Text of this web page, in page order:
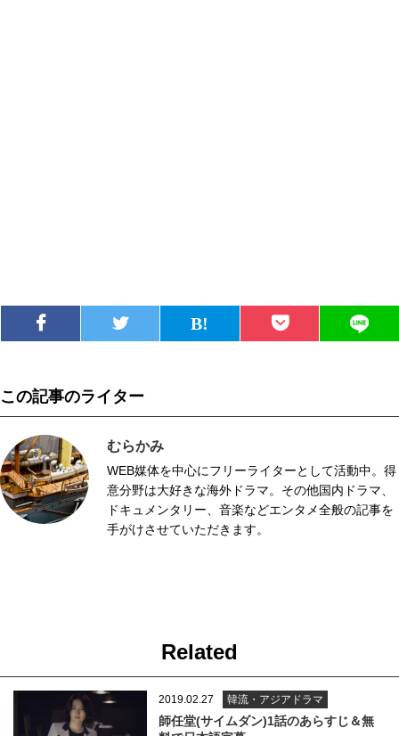
この記事のライター
むらかみ
WEB媒体を中心にフリーライターとして活動中。得
意分野は大好きな海外ドラマ。その他国内ドラマ、
ドキュメンタリー、音楽などエンタメ全般の記事を
手がけさせていただきます。
Related
2019.02.27 韓流・アジアドラマ
師任堂(サイムダン)1話のあらすじ＆無